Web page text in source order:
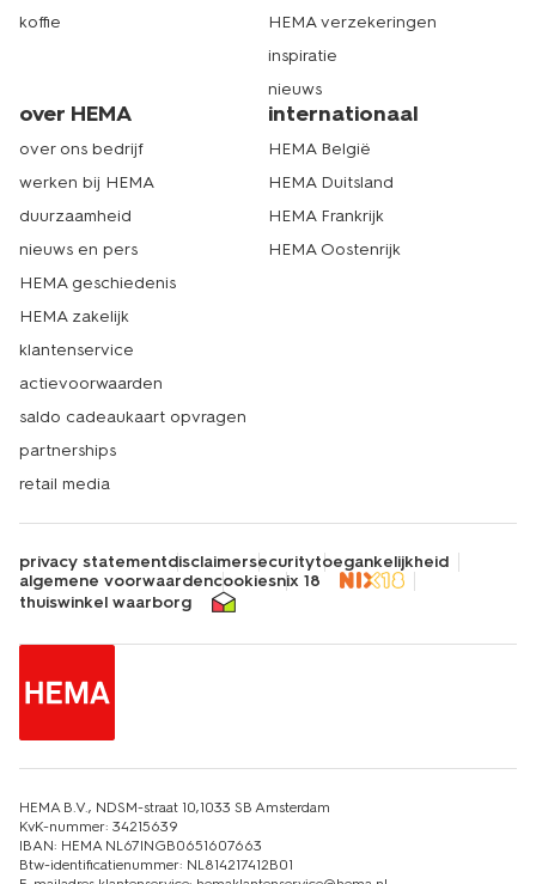
koffie
HEMA verzekeringen
inspiratie
nieuws
over HEMA
over ons bedrijf
werken bij HEMA
duurzaamheid
nieuws en pers
HEMA geschiedenis
HEMA zakelijk
klantenservice
actievoorwaarden
saldo cadeaukaart opvragen
partnerships
retail media
internationaal
HEMA België
HEMA Duitsland
HEMA Frankrijk
HEMA Oostenrijk
privacy statementdisclaimersecuritytoegankelijkheid
algemene voorwaardencookiesnix 18
thuiswinkel waarborg
HEMA B.V., NDSM-straat 10,1033 SB Amsterdam
KvK-nummer: 34215639
IBAN: HEMA NL67INGB0651607663
Btw-identificatienummer: NL814217412B01